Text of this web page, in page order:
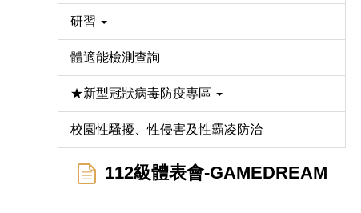
研習
體適能檢測查詢
★新型冠狀病毒防疫專區
校園性騷擾、性侵害及性霸凌防治
112級體表會-GAMEDREAM